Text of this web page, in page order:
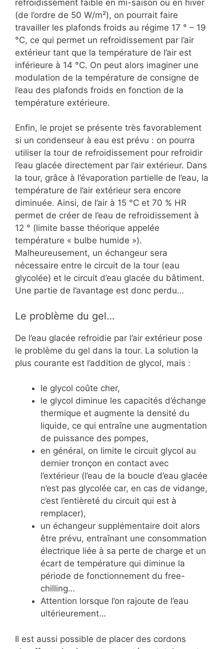
refroidissement faible en mi-saison ou en hiver
(de l’ordre de 50 W/m²), on pourrait faire
travailler les plafonds froids au régime 17 ° – 19
°C, ce qui permet un refroidissement par l’air
extérieur tant que la température de l’air est
inférieure à 14 °C. On peut alors imaginer une
modulation de la température de consigne de
l’eau des plafonds froids en fonction de la
température extérieure.
Enfin, le projet se présente très favorablement
si un condenseur à eau est prévu : on pourra
utiliser la tour de refroidissement pour refroidir
l’eau glacée directement par l’air extérieur. Dans
la tour, grâce à l’évaporation partielle de l’eau, la
température de l’air extérieur sera encore
diminuée. Ainsi, de l’air à 15 °C et 70 % HR
permet de créer de l’eau de refroidissement à
12 ° (limite basse théorique appelée
température « bulbe humide »).
Malheureusement, un échangeur sera
nécessaire entre le circuit de la tour (eau
glycolée) et le circuit d’eau glacée du bâtiment.
Une partie de l’avantage est donc perdu…
Le problème du gel…
De l’eau glacée refroidie par l’air extérieur pose
le problème du gel dans la tour. La solution la
plus courante est l’addition de glycol, mais :
le glycol coûte cher,
le glycol diminue les capacités d’échange
thermique et augmente la densité du
liquide, ce qui entraîne une augmentation
de puissance des pompes,
en général, on limite le circuit glycol au
dernier tronçon en contact avec
l’extérieur (l’eau de la boucle d’eau glacée
n’est pas glycolée car, en cas de vidange,
c’est l’entièreté du circuit qui est à
remplacer),
un échangeur supplémentaire doit alors
être prévu, entraînant une consommation
électrique liée à sa perte de charge et un
écart de température qui diminue la
période de fonctionnement du free-
chilling…
Attention lorsque l’on rajoute de l’eau
ultérieurement…
Il est aussi possible de placer des cordons